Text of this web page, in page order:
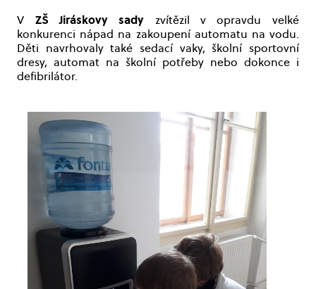
V ZŠ Jiráskovy sady zvítězil v opravdu velké
konkurenci nápad na zakoupení automatu na vodu.
Děti navrhovaly také sedací vaky, školní sportovní
dresy, automat na školní potřeby nebo dokonce i
defibrilátor.